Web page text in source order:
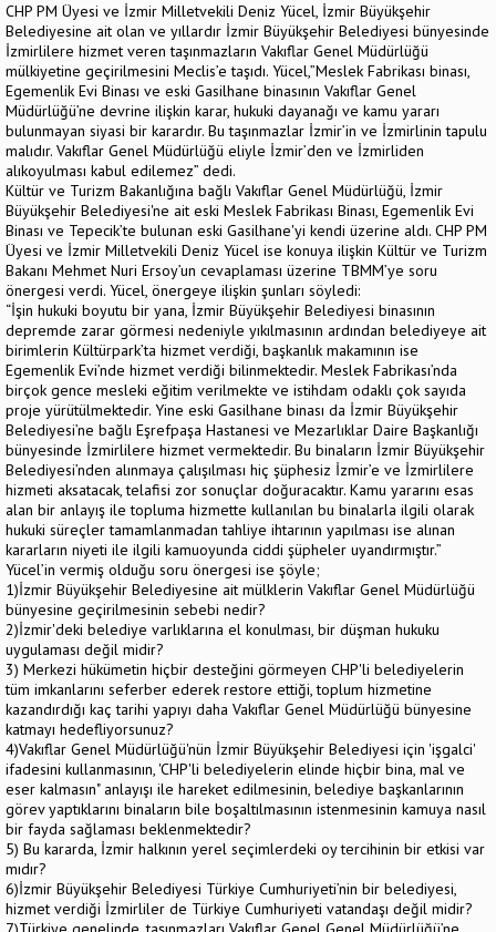
CHP PM Üyesi ve İzmir Milletvekili Deniz Yücel, İzmir Büyükşehir
Belediyesine ait olan ve yıllardır İzmir Büyükşehir Belediyesi bünyesinde
İzmirlilere hizmet veren taşınmazların Vakıflar Genel Müdürlüğü
mülkiyetine geçirilmesini Meclis’e taşıdı. Yücel,”Meslek Fabrikası binası,
Egemenlik Evi Binası ve eski Gasilhane binasının Vakıflar Genel
Müdürlüğü’ne devrine ilişkin karar, hukuki dayanağı ve kamu yararı
bulunmayan siyasi bir karardır. Bu taşınmazlar İzmir’in ve İzmirlinin tapulu
malıdır. Vakıflar Genel Müdürlüğü eliyle İzmir’den ve İzmirliden
alıkoyulması kabul edilemez” dedi.
Kültür ve Turizm Bakanlığına bağlı Vakıflar Genel Müdürlüğü, İzmir
Büyükşehir Belediyesi'ne ait eski Meslek Fabrikası Binası, Egemenlik Evi
Binası ve Tepecik’te bulunan eski Gasilhane'yi kendi üzerine aldı. CHP PM
Üyesi ve İzmir Milletvekili Deniz Yücel ise konuya ilişkin Kültür ve Turizm
Bakanı Mehmet Nuri Ersoy’un cevaplaması üzerine TBMM’ye soru
önergesi verdi. Yücel, önergeye ilişkin şunları söyledi:
“İşin hukuki boyutu bir yana, İzmir Büyükşehir Belediyesi binasının
depremde zarar görmesi nedeniyle yıkılmasının ardından belediyeye ait
birimlerin Kültürpark’ta hizmet verdiği, başkanlık makamının ise
Egemenlik Evi’nde hizmet verdiği bilinmektedir. Meslek Fabrikası’nda
birçok gence mesleki eğitim verilmekte ve istihdam odaklı çok sayıda
proje yürütülmektedir. Yine eski Gasilhane binası da İzmir Büyükşehir
Belediyesi’ne bağlı Eşrefpaşa Hastanesi ve Mezarlıklar Daire Başkanlığı
bünyesinde İzmirlilere hizmet vermektedir. Bu binaların İzmir Büyükşehir
Belediyesi’nden alınmaya çalışılması hiç şüphesiz İzmir’e ve İzmirlilere
hizmeti aksatacak, telafisi zor sonuçlar doğuracaktır. Kamu yararını esas
alan bir anlayış ile topluma hizmette kullanılan bu binalarla ilgili olarak
hukuki süreçler tamamlanmadan tahliye ihtarının yapılması ise alınan
kararların niyeti ile ilgili kamuoyunda ciddi şüpheler uyandırmıştır.”
Yücel’in vermiş olduğu soru önergesi ise şöyle;
1)İzmir Büyükşehir Belediyesine ait mülklerin Vakıflar Genel Müdürlüğü
bünyesine geçirilmesinin sebebi nedir?
2)İzmir'deki belediye varlıklarına el konulması, bir düşman hukuku
uygulaması değil midir?
3) Merkezi hükümetin hiçbir desteğini görmeyen CHP'li belediyelerin
tüm imkanlarını seferber ederek restore ettiği, toplum hizmetine
kazandırdığı kaç tarihi yapıyı daha Vakıflar Genel Müdürlüğü bünyesine
katmayı hedefliyorsunuz?
4)Vakıflar Genel Müdürlüğü'nün İzmir Büyükşehir Belediyesi için 'işgalci'
ifadesini kullanmasının, 'CHP'li belediyelerin elinde hiçbir bina, mal ve
eser kalmasın" anlayışı ile hareket edilmesinin, belediye başkanlarının
görev yaptıklarını binaların bile boşaltılmasının istenmesinin kamuya nasıl
bir fayda sağlaması beklenmektedir?
5) Bu kararda, İzmir halkının yerel seçimlerdeki oy tercihinin bir etkisi var
mıdır?
6)İzmir Büyükşehir Belediyesi Türkiye Cumhuriyeti’nin bir belediyesi,
hizmet verdiği İzmirliler de Türkiye Cumhuriyeti vatandaşı değil midir?